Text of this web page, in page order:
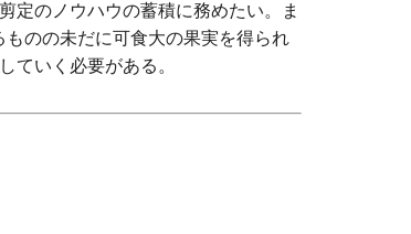
定のノウハウの蓄積に務めたい。ま
のの未だに可食大の果実を得られ
ていく必要がある。